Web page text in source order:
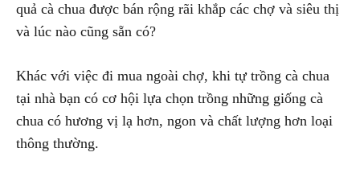
quả cà chua được bán rộng rãi khắp các chợ và siêu thị
và lúc nào cũng sẵn có?
Khác với việc đi mua ngoài chợ, khi tự trồng cà chua
tại nhà bạn có cơ hội lựa chọn trồng những giống cà
chua có hương vị lạ hơn, ngon và chất lượng hơn loại
thông thường.